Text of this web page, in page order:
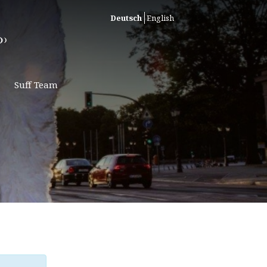
Deutsch English
Suff Team